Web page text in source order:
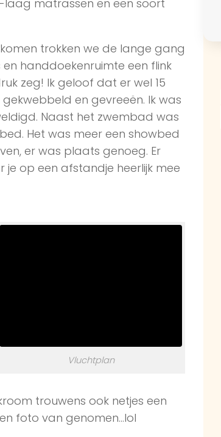
matrassen en een soort
trokken we de lange gang
handdoekenruimte een flink
zeg! Ik geloof dat er wel 15
en gevreeën. Ik was
Naast het zwembad was
Het was meer een showbed
er was plaats genoeg. Er
op een afstandje heerlijk mee
Vluchtplan
trouwens ook netjes een
foto van genomen…lol